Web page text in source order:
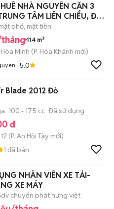
NHÀ NGUYÊN CĂN 3
TÂM LIÊN CHIỂU, ĐÀ
phố, mặt tiền
114 m²
Minh (P. Hòa Khánh mới)
5.0
Blade 2012 Đỏ
100 - 175 cc Đã sử dụng
đ
(P. An Hội Tây mới)
1 đã bán
NHÂN VIÊN XE TẢI-
XE MÁY
chuyển phát hưng việt